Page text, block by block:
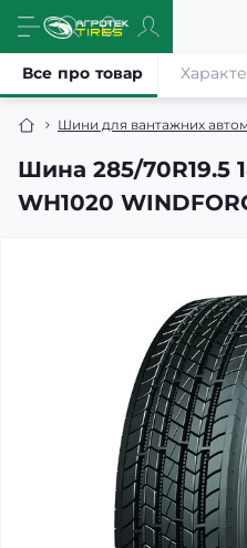
Шини для вантажних
Шина 285/70R19.5
WH1020
Все про товар